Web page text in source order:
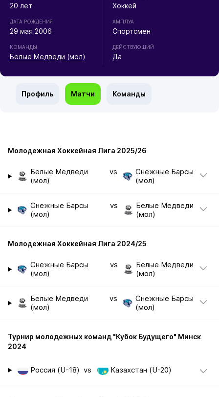
20 лет
ДАТА РОЖДЕНИЯ
29 мая 2006
КОМАНДЫ
Белые Медведи (мол)
Хоккей
АМПЛУА
Спортсмен
ДЕЙСТВУЮЩИЙ
Да
Профиль Матчи Команды
Молодежная Хоккейная Лига 2025/26
Белые Медведи
(мол)
vs
Снежные Барсы
(мол)
Снежные Барсы
(мол)
vs
Белые Медведи
(мол)
Молодежная Хоккейная Лига 2024/25
Снежные Барсы
(мол)
vs
Белые Медведи
(мол)
Белые Медведи
(мол)
vs
Снежные Барсы
(мол)
Турнир молодежных команд "Кубок Будущего" Минск
2024
Россия (U-18) vs Казахстан (U-20)